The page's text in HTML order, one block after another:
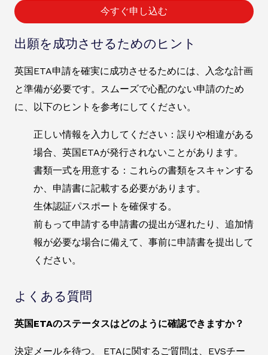
今すぐ申し込む
出願を成功させるためのヒント
英国ETA申請を確実に成功させるためには、入念な計画
と準備が必要です。スムーズで心配のない申請のため
に、以下のヒントを参考にしてください。
正しい情報を入力してください：誤りや相違がある
場合、英国ETAが発行されないことがあります。
書類一式を用意する：これらの書類をスキャンする
か、申請書に記載する必要があります。
生体認証パスポートを確保する。
前もって申請する申請書の提出が遅れたり、追加情
報が必要な場合に備えて、事前に申請書を提出して
ください。
よくある質問
英国ETAのステータスはどのように確認できますか？
決定メールを待つ。 ETAに関するご質問は、EVSチー